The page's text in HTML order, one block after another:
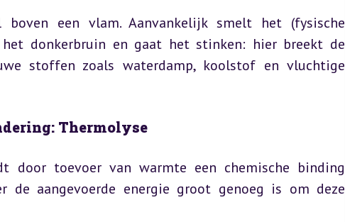
een vlam. Aanvankelijk smelt het (fysische
donkerbruin en gaat het stinken: hier breekt de
stoffen zoals waterdamp, koolstof en vluchtige
Thermolyse
door toevoer van warmte een chemische binding
de aangevoerde energie groot genoeg is om deze